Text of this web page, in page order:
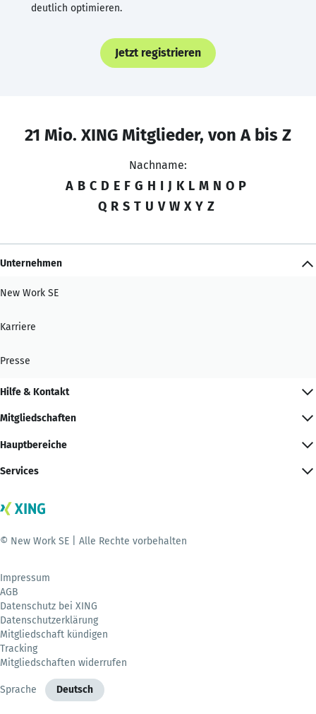
deutlich optimieren.
Jetzt registrieren
21 Mio. XING Mitglieder, von A bis Z
Nachname:
A B C D E F G H I J K L M N O P
Q R S T U V W X Y Z
Unternehmen
New Work SE
Karriere
Presse
Hilfe & Kontakt
Mitgliedschaften
Hauptbereiche
Services
© New Work SE | Alle Rechte vorbehalten
Impressum
AGB
Datenschutz bei XING
Datenschutzerklärung
Mitgliedschaft kündigen
Tracking
Mitgliedschaften widerrufen
Sprache Deutsch